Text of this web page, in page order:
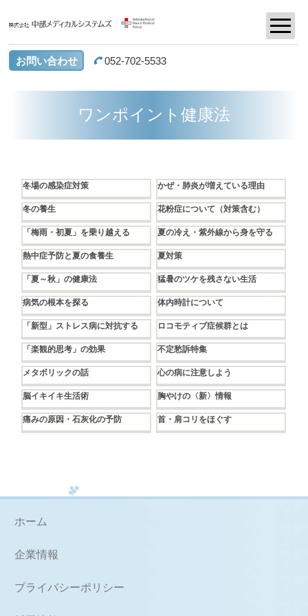
お問い合わせ 052-702-5533
ワンポイント健康法
冬場の感染症対策 かぜ・肺炎が増えている理由
冬の養生 花粉症について（対策含む）
「梅雨・初夏」を乗り越える 夏の冷え・紫外線から身を守る
熱中症予防と夏の食養生 夏対策
「夏～秋」の健康法 猛暑のツケを残さない生活
病気の根本を探る 体内時計について
「新型」ストレス病に対抗する ロコモティブ症候群とは
「楽観的思考」の効果 不定愁訴特集
メタボリックの話 心の病に注意しよう
脳イキイキ生活術 胸やけの〈新〉情報
痛みの原因・石灰化の予防 首・肩コリをほぐす
ホーム
企業情報
プライバシーポリシー